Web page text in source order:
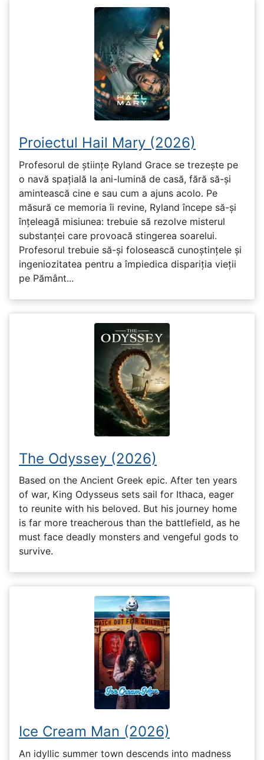
Proiectul Hail Mary (2026)
Profesorul de științe Ryland Grace se trezește pe
o navă spațială la ani-lumină de casă, fără să-și
amintească cine e sau cum a ajuns acolo. Pe
măsură ce memoria îi revine, Ryland începe să-și
înțeleagă misiunea: trebuie să rezolve misterul
substanței care provoacă stingerea soarelui.
Profesorul trebuie să-și folosească cunoștințele și
ingeniozitatea pentru a împiedica dispariția vieții
pe Pământ...
The Odyssey (2026)
Based on the Ancient Greek epic. After ten years
of war, King Odysseus sets sail for Ithaca, eager
to reunite with his beloved. But his journey home
is far more treacherous than the battlefield, as he
must face deadly monsters and vengeful gods to
survive.
Ice Cream Man (2026)
An idyllic summer town descends into madness